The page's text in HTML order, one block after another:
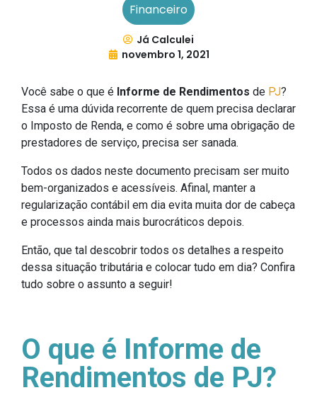
Financeiro
Já Calculei
novembro 1, 2021
Você sabe o que é Informe de Rendimentos de PJ?
Essa é uma dúvida recorrente de quem precisa declarar
o Imposto de Renda, e como é sobre uma obrigação de
prestadores de serviço, precisa ser sanada.
Todos os dados neste documento precisam ser muito
bem-organizados e acessíveis. Afinal, manter a
regularização contábil em dia evita muita dor de cabeça
e processos ainda mais burocráticos depois.
Então, que tal descobrir todos os detalhes a respeito
dessa situação tributária e colocar tudo em dia? Confira
tudo sobre o assunto a seguir!
O que é Informe de
Rendimentos de PJ?